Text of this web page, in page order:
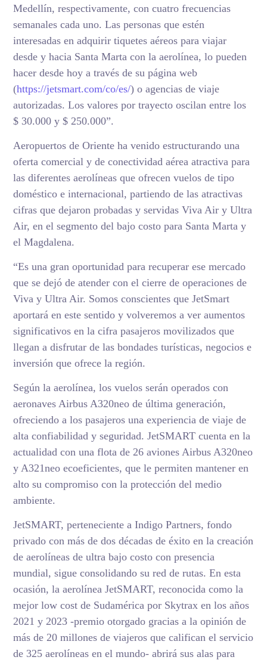
Medellín, respectivamente, con cuatro frecuencias
semanales cada uno. Las personas que estén
interesadas en adquirir tiquetes aéreos para viajar
desde y hacia Santa Marta con la aerolínea, lo pueden
hacer desde hoy a través de su página web
(https://jetsmart.com/co/es/) o agencias de viaje
autorizadas. Los valores por trayecto oscilan entre los
$ 30.000 y $ 250.000”.
Aeropuertos de Oriente ha venido estructurando una
oferta comercial y de conectividad aérea atractiva para
las diferentes aerolíneas que ofrecen vuelos de tipo
doméstico e internacional, partiendo de las atractivas
cifras que dejaron probadas y servidas Viva Air y Ultra
Air, en el segmento del bajo costo para Santa Marta y
el Magdalena.
“Es una gran oportunidad para recuperar ese mercado
que se dejó de atender con el cierre de operaciones de
Viva y Ultra Air. Somos conscientes que JetSmart
aportará en este sentido y volveremos a ver aumentos
significativos en la cifra pasajeros movilizados que
llegan a disfrutar de las bondades turísticas, negocios e
inversión que ofrece la región.
Según la aerolínea, los vuelos serán operados con
aeronaves Airbus A320neo de última generación,
ofreciendo a los pasajeros una experiencia de viaje de
alta confiabilidad y seguridad. JetSMART cuenta en la
actualidad con una flota de 26 aviones Airbus A320neo
y A321neo ecoeficientes, que le permiten mantener en
alto su compromiso con la protección del medio
ambiente.
JetSMART, perteneciente a Indigo Partners, fondo
privado con más de dos décadas de éxito en la creación
de aerolíneas de ultra bajo costo con presencia
mundial, sigue consolidando su red de rutas. En esta
ocasión, la aerolínea JetSMART, reconocida como la
mejor low cost de Sudamérica por Skytrax en los años
2021 y 2023 -premio otorgado gracias a la opinión de
más de 20 millones de viajeros que califican el servicio
de 325 aerolíneas en el mundo- abrirá sus alas para